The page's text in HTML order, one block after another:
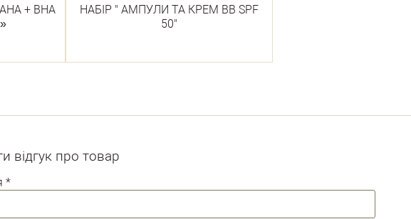
+ ВНА
НАБІР " АМПУЛИ ТА КРЕМ ВВ SPF
50"
відгук про товар
*